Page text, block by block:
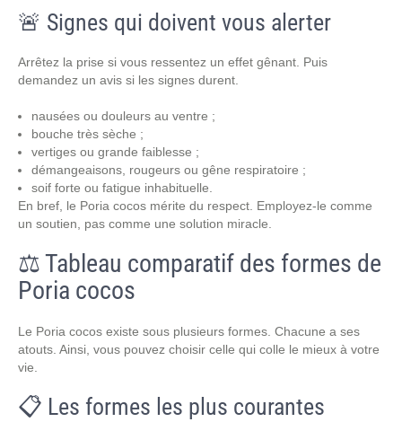
🚨 Signes qui doivent vous alerter
Arrêtez la prise si vous ressentez un effet gênant. Puis
demandez un avis si les signes durent.
nausées ou douleurs au ventre ;
bouche très sèche ;
vertiges ou grande faiblesse ;
démangeaisons, rougeurs ou gêne respiratoire ;
soif forte ou fatigue inhabituelle.
En bref, le Poria cocos mérite du respect. Employez-le comme
un soutien, pas comme une solution miracle.
⚖️ Tableau comparatif des formes de
Poria cocos
Le Poria cocos existe sous plusieurs formes. Chacune a ses
atouts. Ainsi, vous pouvez choisir celle qui colle le mieux à votre
vie.
📋 Les formes les plus courantes